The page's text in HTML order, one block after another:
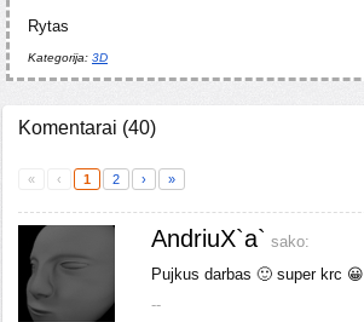
Rytas
Kategorija: 3D
Komentarai (40)
« ‹ 1 2 › »
AndriuX`a` sako:
Pujkus darbas 🙂 super krc 😀
--